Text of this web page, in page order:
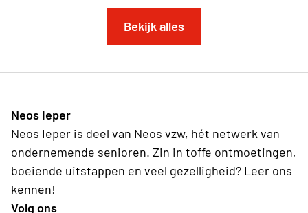
Bekijk alles
Neos Ieper
Neos Ieper is deel van Neos vzw, hét netwerk van
ondernemende senioren. Zin in toffe ontmoetingen,
boeiende uitstappen en veel gezelligheid? Leer ons
kennen!
Volg ons